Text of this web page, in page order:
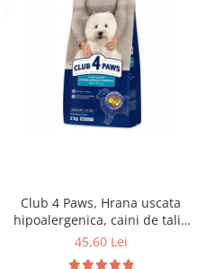
Club 4 Paws, Hrana uscata
hipoalergenica, caini de talie
mica, miel si orez, 2kg
45,60 Lei